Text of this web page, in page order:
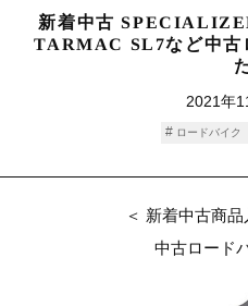
新着中古
TARMAC SL7など中古
2021年
ロードバイク
＜ 新着中古商
中古ロード